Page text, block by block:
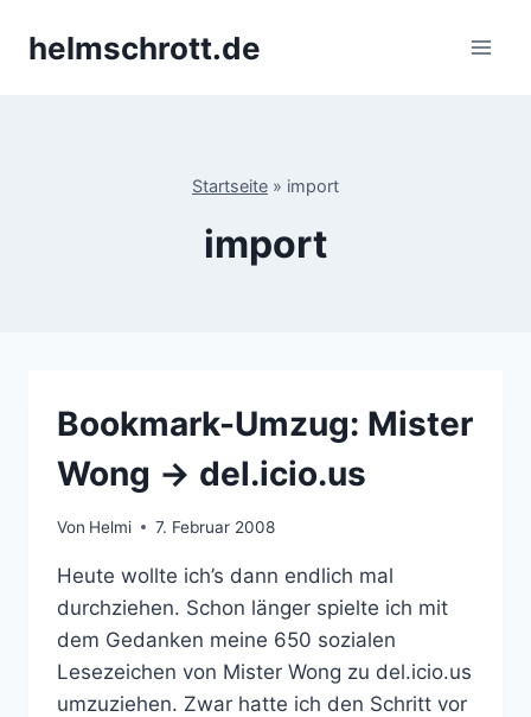
Inhalthelmschrott.de
Startseite » import
import
Bookmark-Umzug: Mister
Wong -> del.icio.us
Von Helmi 7. Februar 2008
Heute wollte ich’s dann endlich mal
durchziehen. Schon länger spielte ich mit
dem Gedanken meine 650 sozialen
Lesezeichen von Mister Wong zu del.icio.us
umzuziehen. Zwar hatte ich den Schritt vor